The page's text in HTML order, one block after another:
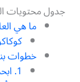
جدول محتويات
ما هي
خطوات
1. ابحث عن جمهورك واعرض قيمتك التنافسية